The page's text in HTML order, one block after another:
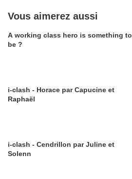
Vous aimerez aussi
A working class hero is something to
be ?
i-clash - Horace par Capucine et
Raphaël
i-clash - Cendrillon par Juline et
Solenn